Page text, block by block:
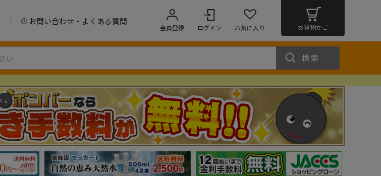
お問い合わせ・よくある質問
会員登録 ログイン お気に入り お買物かご
検索